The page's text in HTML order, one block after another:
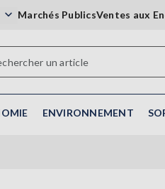
Marchés PublicsVentes aux
ENVIRONNEMENT